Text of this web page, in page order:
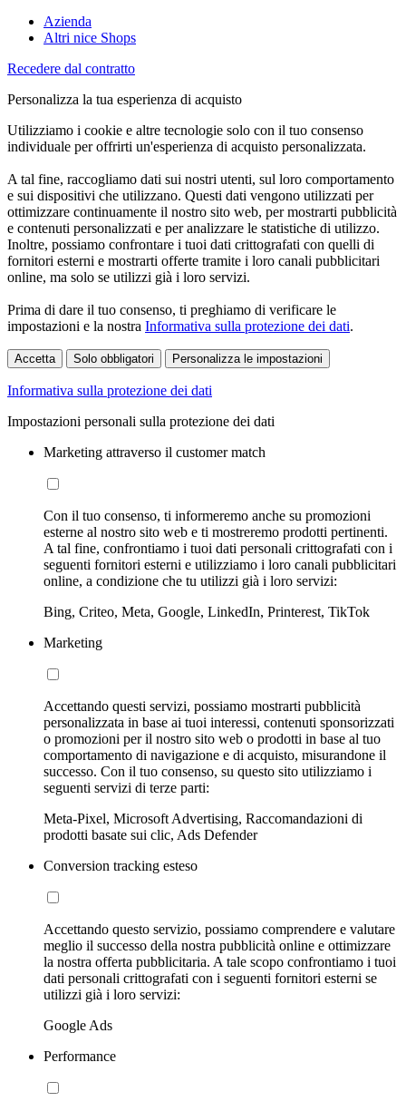
Azienda
Altri nice Shops
Recedere dal contratto
Personalizza la tua esperienza di acquisto
Utilizziamo i cookie e altre tecnologie solo con il tuo consenso
individuale per offrirti un'esperienza di acquisto personalizzata.
A tal fine, raccogliamo dati sui nostri utenti, sul loro comportamento
e sui dispositivi che utilizzano. Questi dati vengono utilizzati per
ottimizzare continuamente il nostro sito web, per mostrarti pubblicità
e contenuti personalizzati e per analizzare le statistiche di utilizzo.
Inoltre, possiamo confrontare i tuoi dati crittografati con quelli di
fornitori esterni e mostrarti offerte tramite i loro canali pubblicitari
online, ma solo se utilizzi già i loro servizi.
Prima di dare il tuo consenso, ti preghiamo di verificare le
impostazioni e la nostra Informativa sulla protezione dei dati.
Accetta Solo obbligatori Personalizza le impostazioni
Informativa sulla protezione dei dati
Impostazioni personali sulla protezione dei dati
Marketing attraverso il customer match
Con il tuo consenso, ti informeremo anche su promozioni
esterne al nostro sito web e ti mostreremo prodotti pertinenti.
A tal fine, confrontiamo i tuoi dati personali crittografati con i
seguenti fornitori esterni e utilizziamo i loro canali pubblicitari
online, a condizione che tu utilizzi già i loro servizi:
Bing, Criteo, Meta, Google, LinkedIn, Printerest, TikTok
Marketing
Accettando questi servizi, possiamo mostrarti pubblicità
personalizzata in base ai tuoi interessi, contenuti sponsorizzati
o promozioni per il nostro sito web o prodotti in base al tuo
comportamento di navigazione e di acquisto, misurandone il
successo. Con il tuo consenso, su questo sito utilizziamo i
seguenti servizi di terze parti:
Meta-Pixel, Microsoft Advertising, Raccomandazioni di
prodotti basate sui clic, Ads Defender
Conversion tracking esteso
Accettando questo servizio, possiamo comprendere e valutare
meglio il successo della nostra pubblicità online e ottimizzare
la nostra offerta pubblicitaria. A tale scopo confrontiamo i tuoi
dati personali crittografati con i seguenti fornitori esterni se
utilizzi già i loro servizi:
Google Ads
Performance